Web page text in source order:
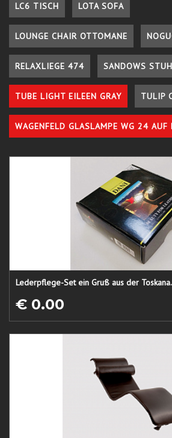
LC6 TISCH LOTA SOFA
LOUNGE CHAIR OTTOMANE
RELAXLIEGE 474 SANDOWS
TUBE LIGHT EILEEN GRAY TULIP
WAGENFELD GLASLAMPE WG 24 AUF
Lederpflege-Set ein Gruß aus der
€ 0.00